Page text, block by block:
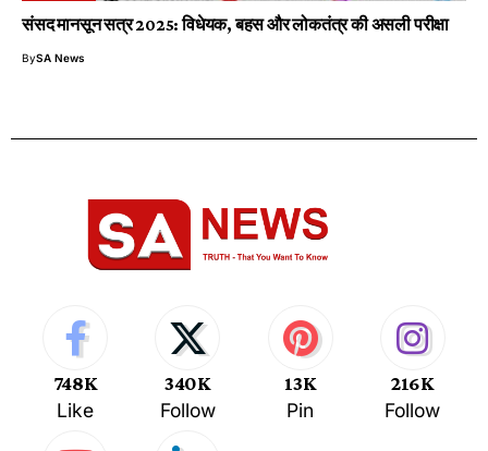
संसद मानसून सत्र 2025: विधेयक, बहस और लोकतंत्र की असली परीक्षा
BySA News
748K
Like
340K
Follow
13K
Pin
216K
Follow